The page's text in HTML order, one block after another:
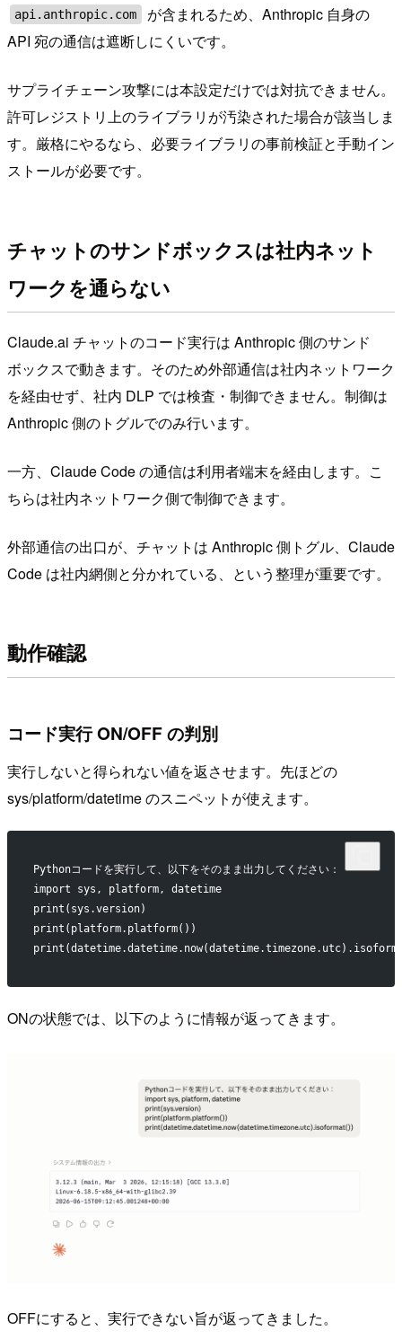
api.anthropic.com
が含まれるため、Anthropic 自身の
API 宛の通信は遮断しにくいです。
サプライチェーン攻撃には本設定だけでは対抗できません。
許可レジストリ上のライブラリが汚染された場合が該当しま
す。厳格にやるなら、必要ライブラリの事前検証と手動イン
ストールが必要です。
チャットのサンドボックスは社内ネット
ワークを通らない
Claude.ai チャットのコード実行は Anthropic 側のサンド
ボックスで動きます。そのため外部通信は社内ネットワーク
を経由せず、社内 DLP では検査・制御できません。制御は
Anthropic 側のトグルでのみ行います。
一方、Claude Code の通信は利用者端末を経由します。こ
ちらは社内ネットワーク側で制御できます。
外部通信の出口が、チャットは Anthropic 側トグル、Claude
Code は社内網側と分かれている、という整理が重要です。
動作確認
コード実行 ON/OFF の判別
実行しないと得られない値を返させます。先ほどの
sys/platform/datetime のスニペットが使えます。
Pythonコードを実行して、以下をそのまま出力してください：
import sys, platform, datetime
print(sys.version)
print(platform.platform())
ONの状態では、以下のように情報が返ってきます。
OFFにすると、実行できない旨が返ってきました。